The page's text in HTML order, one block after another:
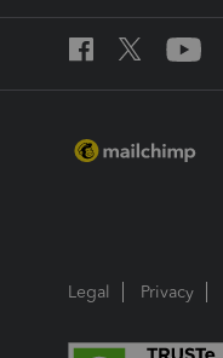
Legal Privacy